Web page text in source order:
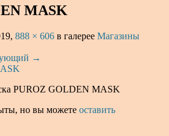
MASK
, 888 × 606 в галерее Магазины
→
PUROZ GOLDEN MASK
но вы можете оставить